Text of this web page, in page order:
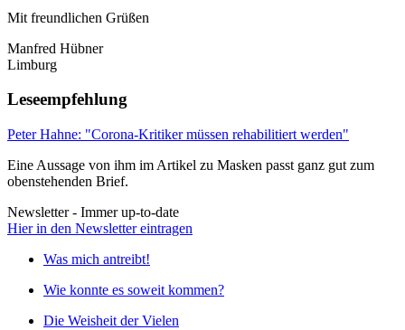
Mit freundlichen Grüßen
Manfred Hübner
Limburg
Leseempfehlung
Peter Hahne: "Corona-Kritiker müssen rehabilitiert werden"
Eine Aussage von ihm im Artikel zu Masken passt ganz gut zum
obenstehenden Brief.
Newsletter - Immer up-to-date
Hier in den Newsletter eintragen
Was mich antreibt!
Wie konnte es soweit kommen?
Die Weisheit der Vielen